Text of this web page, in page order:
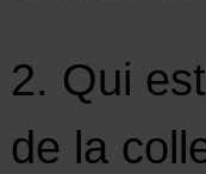
2. Qui
de la